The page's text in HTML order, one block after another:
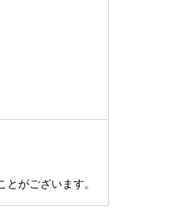
がございます。